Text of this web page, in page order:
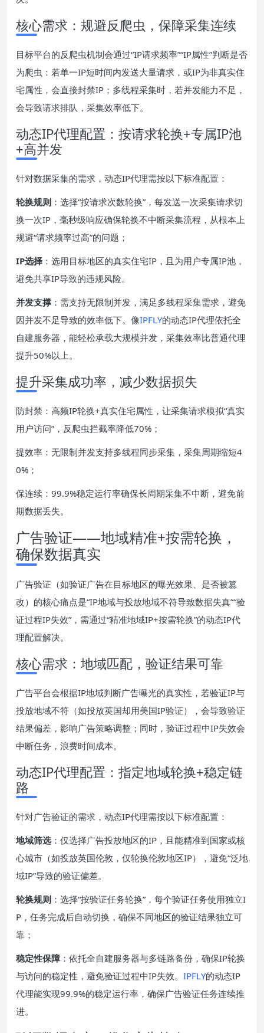
核心需求：规避反爬虫，保障采集连续
目标平台的反爬虫机制会通过“IP请求频率”“IP属性”判断是否
为爬虫：若单一IP短时间内发送大量请求，或IP为非真实住
宅属性，会直接封禁IP；多线程采集时，若并发能力不足，
会导致请求排队，采集效率低下。
动态IP代理配置：按请求轮换+专属IP池
+高并发
针对数据采集的需求，动态IP代理需按以下标准配置：
轮换规则 ：选择“按请求次数轮换”，每发送一次采集请求切
换一次IP，毫秒级响应确保轮换不中断采集流程，从根本上
规避“请求频率过高”的问题；
IP选择 ：选用目标地区的真实住宅IP，且为用户专属IP池，
避免共享IP导致的违规风险。
并发支撑 ：需支持无限制并发，满足多线程采集需求，避免
因并发不足导致的效率低下。像IPFLY的动态IP代理依托全
自建服务器，能轻松承载大规模并发，采集效率比普通代理
提升50%以上。
提升采集成功率，减少数据损失
防封禁：高频IP轮换+真实住宅属性，让采集请求模拟“真实
用户访问”，反爬虫拦截率降低70%；
提效率：无限制并发支持多线程同步采集，采集周期缩短4
0%；
保连续：99.9%稳定运行率确保长周期采集不中断，避免前
期数据丢失。
广告验证——地域精准+按需轮换，
确保数据真实
广告验证（如验证广告在目标地区的曝光效果、是否被篡
改）的核心痛点是“IP地域与投放地域不符导致数据失真”“验
证过程IP失效”，需通过“精准地域IP+按需轮换”的动态IP代
理配置解决。
核心需求：地域匹配，验证结果可靠
广告平台会根据IP地域判断广告曝光的真实性，若验证IP与
投放地域不符（如投放英国却用美国IP验证），会导致验证
结果偏差，影响广告策略调整；同时，验证过程中IP失效会
中断任务，浪费时间成本。
动态IP代理配置：指定地域轮换+稳定链
路
针对广告验证的需求，动态IP代理需按以下标准配置：
地域筛选：仅选择广告投放地区的IP，且能精准到国家或核
心城市（如投放英国伦敦，仅轮换伦敦地区IP），避免“泛地
域IP”导致的验证偏差。
轮换规则 ：选择“按验证任务轮换”，每个验证任务使用独立I
P，任务完成后自动切换，确保不同地区的验证结果独立可
靠；
稳定性保障 ：依托全自建服务器与多链路备份，确保IP轮换
与访问的稳定性，避免验证过程中IP失效。 IPFLY的动态IP
代理能实现99.9%的稳定运行率，确保广告验证任务连续推
进。